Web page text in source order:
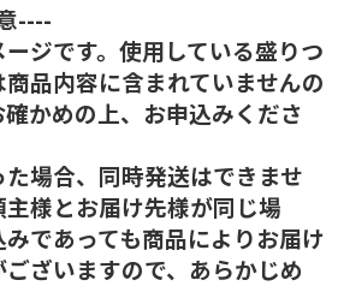
----
ジです。使用している盛りつ
品内容に含まれていませんの
かめの上、お申込みくださ
場合、同時発送はできませ
様とお届け先様が同じ場
であっても商品によりお届け
ざいますので、あらかじめ